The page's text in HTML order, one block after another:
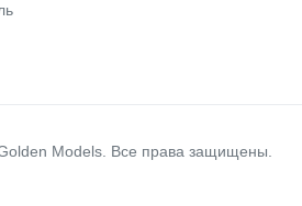
Models. Все права защищены.